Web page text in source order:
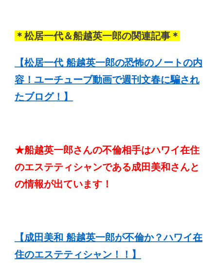
＊松居一代＆船越英一郎の関連記事＊
【松居一代 船越英一郎の恐怖のノートの内
容！ユーチューブ動画で週刊文春に騙され
たブログ！】
★船越英一郎さんの不倫相手はハワイ在住
のエステティシャンである成田美和さんと
の情報が出ています！
【成田美和 船越英一郎が不倫か？ハワイ在
住のエステティシャン！！】